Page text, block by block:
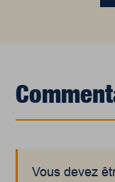
Vous devez